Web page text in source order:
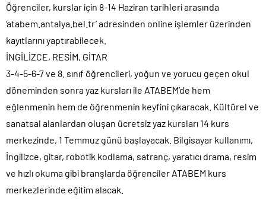
Öğrenciler, kurslar için 8-14 Haziran tarihleri arasında
‘atabem.antalya.bel.tr’ adresinden online işlemler üzerinden
kayıtlarını yaptırabilecek.
İNGİLİZCE, RESİM, GİTAR
3-4-5-6-7 ve 8. sınıf öğrencileri, yoğun ve yorucu geçen okul
döneminden sonra yaz kursları ile ATABEM’de hem
eğlenmenin hem de öğrenmenin keyfini çıkaracak. Kültürel ve
sanatsal alanlardan oluşan ücretsiz yaz kursları 14 kurs
merkezinde, 1 Temmuz günü başlayacak. Bilgisayar kullanımı,
İngilizce, gitar, robotik kodlama, satranç, yaratıcı drama, resim
ve hızlı okuma gibi branşlarda öğrenciler ATABEM kurs
merkezlerinde eğitim alacak.